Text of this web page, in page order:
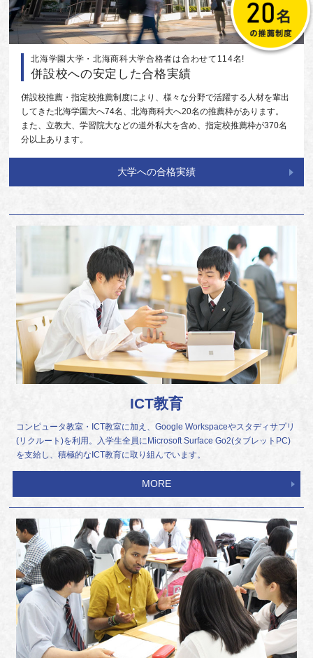
北海学園大学・北海商科大学合格者は合わせて114名!
併設校への安定した合格実績
併設校推薦・指定校推薦制度により、様々な分野で活躍する人材を輩出
してきた北海学園大へ74名、北海商科大へ20名の推薦枠があります。
また、立教大、学習院大などの道外私大を含め、指定校推薦枠が370名
分以上あります。
大学への合格実績
ICT教育
コンピュータ教室・ICT教室に加え、Google Workspaceやスタディサプリ
(リクルート)を利用。入学生全員にMicrosoft Surface Go2(タブレットPC)
を支給し、積極的なICT教育に取り組んでいます。
MORE